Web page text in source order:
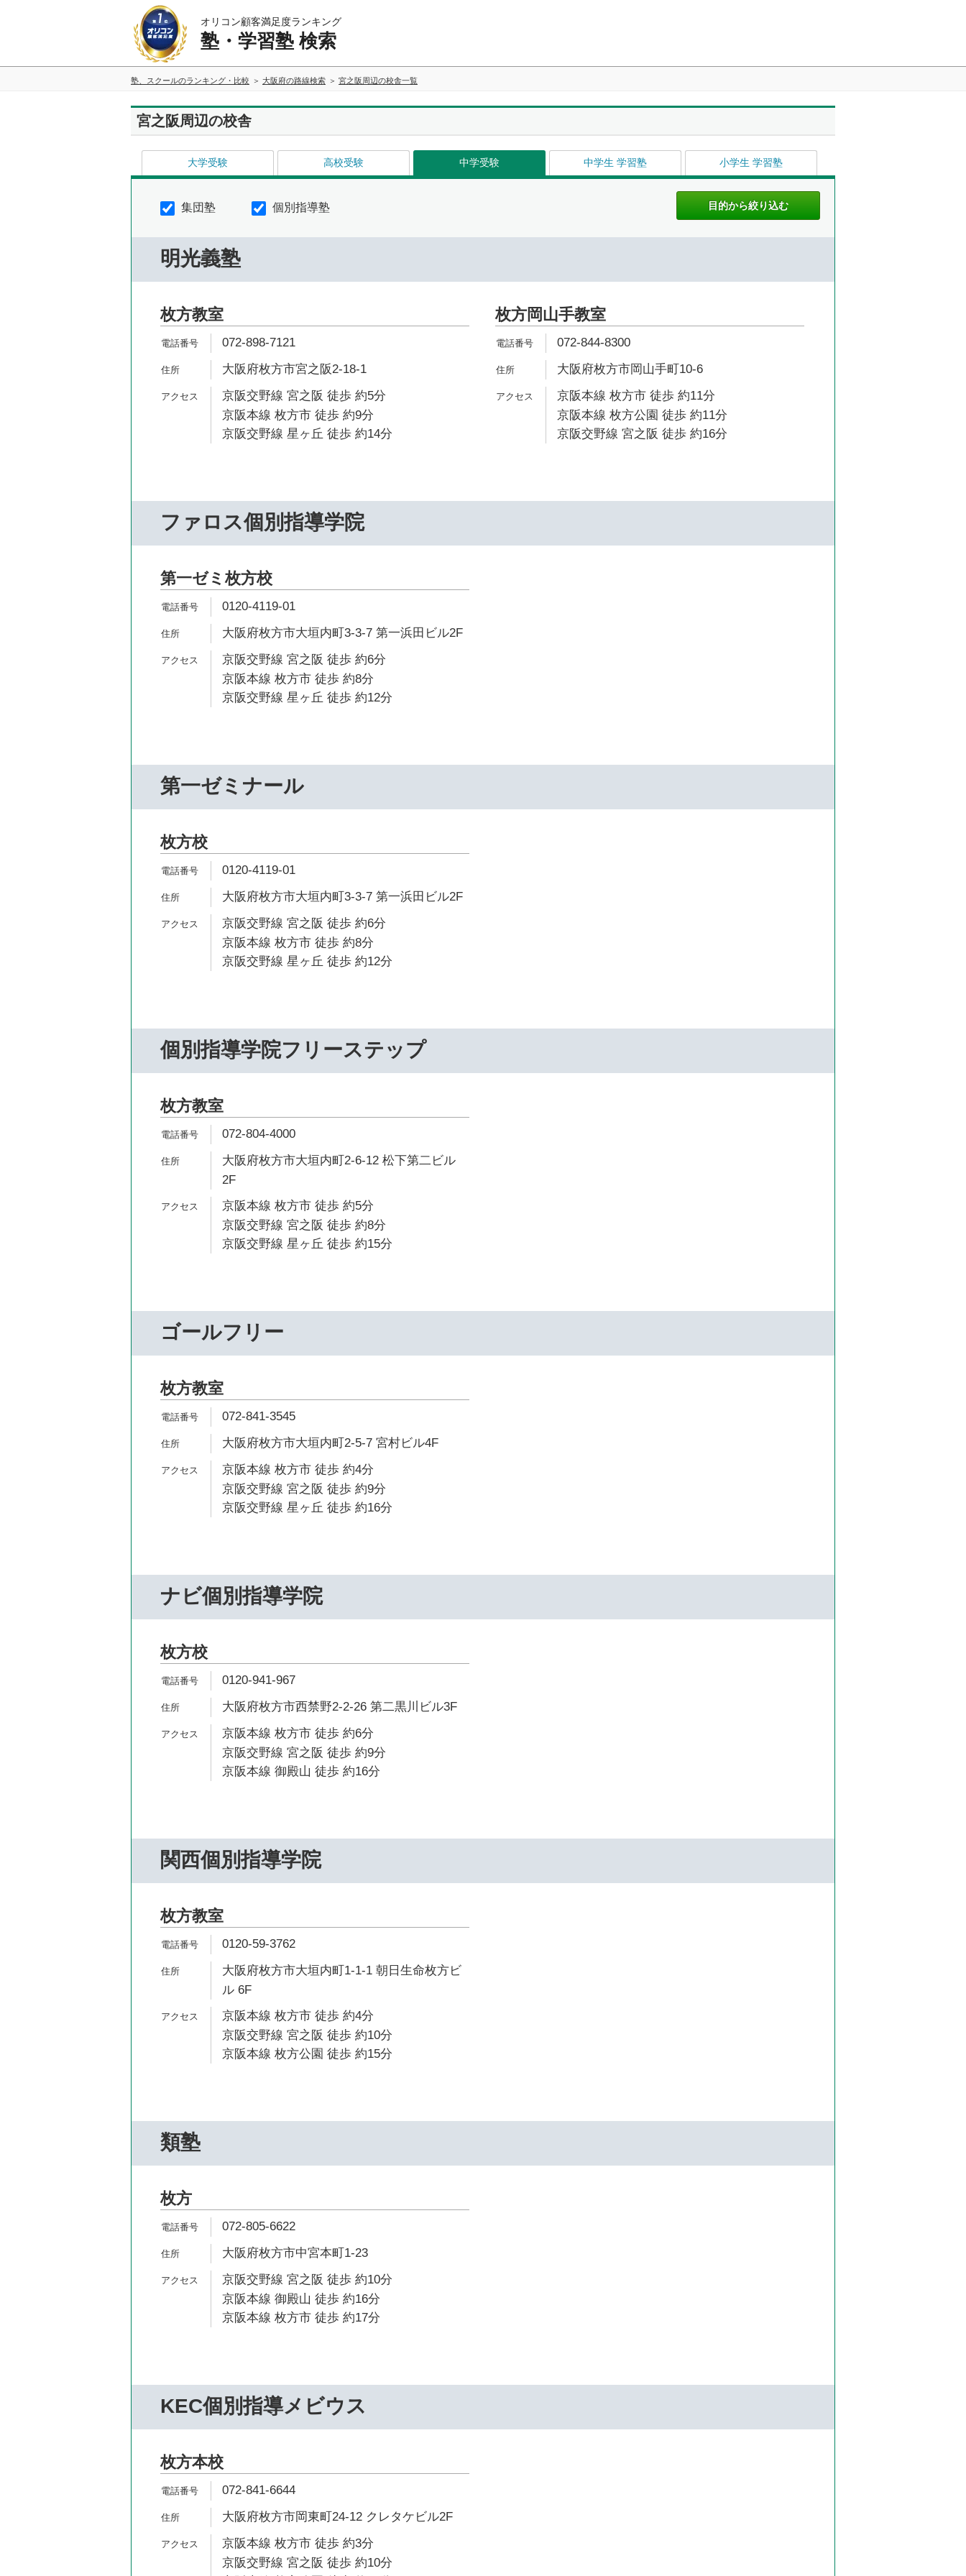
オリコン顧客満足度ランキング
塾・学習塾 検索
塾、スクールのランキング・比較 大阪府の路線検索 宮之阪周辺の校舎一覧
宮之阪周辺の校舎
大学受験 高校受験 中学受験 中学生 学習塾 小学生 学習塾
集団塾 個別指導塾
明光義塾
枚方教室
072-898-7121
大阪府枚方市宮之阪2-18-1
京阪交野線 宮之阪 徒歩 約5分
京阪本線 枚方市 徒歩 約9分
京阪交野線 星ヶ丘 徒歩 約14分
枚方岡山手教室
072-844-8300
大阪府枚方市岡山手町10-6
京阪本線 枚方市 徒歩 約11分
京阪本線 枚方公園 徒歩 約11分
京阪交野線 宮之阪 徒歩 約16分
ファロス個別指導学院
第一ゼミ枚方校
0120-4119-01
大阪府枚方市大垣内町3-3-7 第一浜田ビル2F
京阪交野線 宮之阪 徒歩 約6分
京阪本線 枚方市 徒歩 約8分
京阪交野線 星ヶ丘 徒歩 約12分
第一ゼミナール
枚方校
0120-4119-01
大阪府枚方市大垣内町3-3-7 第一浜田ビル2F
京阪交野線 宮之阪 徒歩 約6分
京阪本線 枚方市 徒歩 約8分
京阪交野線 星ヶ丘 徒歩 約12分
個別指導学院フリーステップ
枚方教室
072-804-4000
大阪府枚方市大垣内町2-6-12 松下第二ビル
2F
京阪本線 枚方市 徒歩 約5分
京阪交野線 宮之阪 徒歩 約8分
京阪交野線 星ヶ丘 徒歩 約15分
ゴールフリー
枚方教室
072-841-3545
大阪府枚方市大垣内町2-5-7 宮村ビル4F
京阪本線 枚方市 徒歩 約4分
京阪交野線 宮之阪 徒歩 約9分
京阪交野線 星ヶ丘 徒歩 約16分
ナビ個別指導学院
枚方校
0120-941-967
大阪府枚方市西禁野2-2-26 第二黒川ビル3F
京阪本線 枚方市 徒歩 約6分
京阪交野線 宮之阪 徒歩 約9分
京阪本線 御殿山 徒歩 約16分
関西個別指導学院
枚方教室
0120-59-3762
大阪府枚方市大垣内町1-1-1 朝日生命枚方ビ
ル 6F
京阪本線 枚方市 徒歩 約4分
京阪交野線 宮之阪 徒歩 約10分
京阪本線 枚方公園 徒歩 約15分
類塾
枚方
072-805-6622
大阪府枚方市中宮本町1-23
京阪交野線 宮之阪 徒歩 約10分
京阪本線 御殿山 徒歩 約16分
京阪本線 枚方市 徒歩 約17分
KEC個別指導メビウス
枚方本校
072-841-6644
大阪府枚方市岡東町24-12 クレタケビル2F
京阪本線 枚方市 徒歩 約3分
京阪交野線 宮之阪 徒歩 約10分